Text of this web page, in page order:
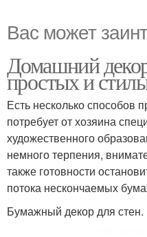
Вас может
Домашний
простых и
Есть несколько способов
потребует от хозяина
художественного
немного терпения,
также готовности
потока нескончаемых
Бумажный декор для стен.